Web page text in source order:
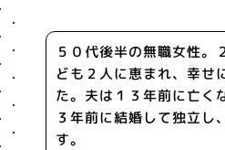
５０代後半の無職女性。
ども２人に恵まれ、幸せ
た。夫は１３年前に亡く
３年前に結婚して独立し
す。